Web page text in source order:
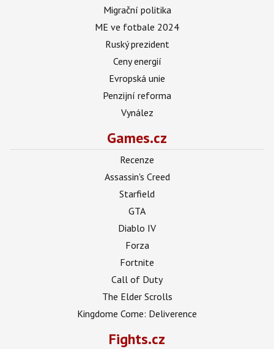
Migrační politika
ME ve fotbale 2024
Ruský prezident
Ceny energií
Evropská unie
Penzijní reforma
Vynález
Games.cz
Recenze
Assassin's Creed
Starfield
GTA
Diablo IV
Forza
Fortnite
Call of Duty
The Elder Scrolls
Kingdome Come: Deliverence
Fights.cz